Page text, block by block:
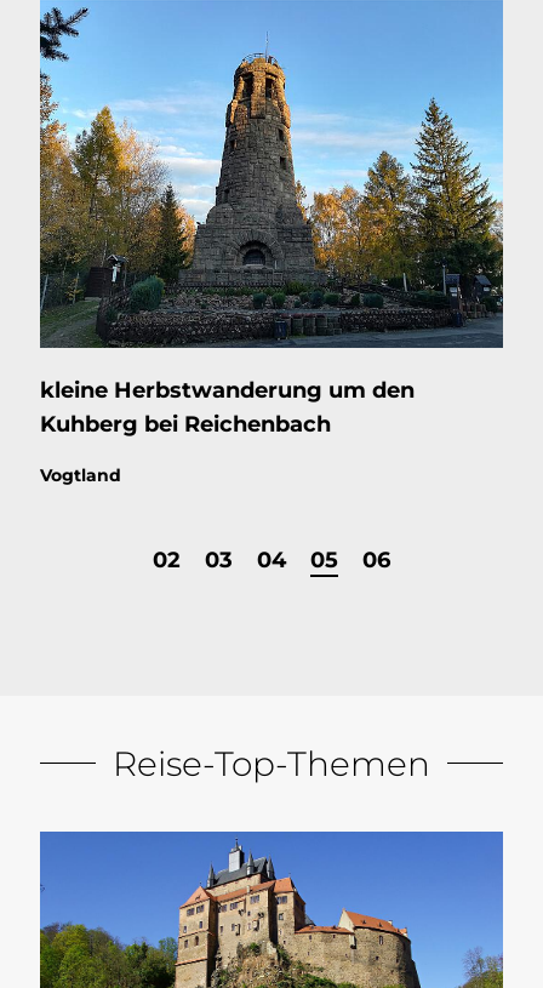
kleine Herbstwanderung um den
Kuhberg bei Reichenbach
Thema:
Vogtland
Seite
02 Seite
03 Seite
04
Aktive
Seite
05 Seite
06
Reise-Top-Themen